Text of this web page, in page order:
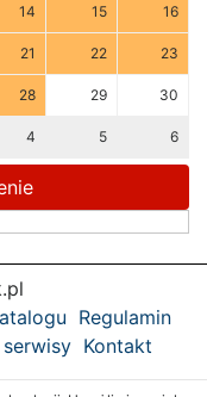
14 15 16
21 22 23
28 29 30
4 5 6
Regulamin
Kontakt